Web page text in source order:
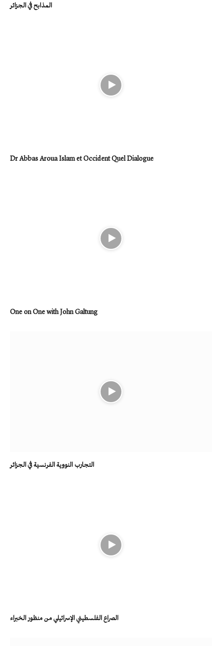
المذابح في الجزائر
Dr Abbas Aroua Islam et Occident Quel Dialogue
One on One with John Galtung
التجارب النووية الفرنسية في الجزائر
الصراع الفلسطيني الإسرائيلي من منظور الخبراء